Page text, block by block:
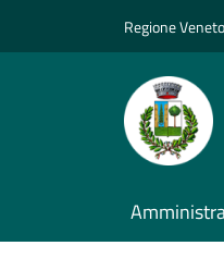
Regione Veneto